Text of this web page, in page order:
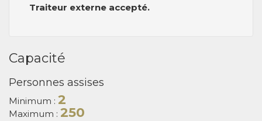
Traiteur externe accepté.
Capacité
Personnes assises
Minimum : 2
Maximum : 250